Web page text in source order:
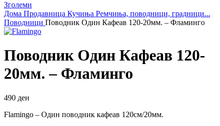
Зголеми
Дома Продавница Кучиња Ремчиња, поводници, градници...
Поводници Поводник Один Кафеав 120-20мм. – Фламинго
Поводник Один Кафеав 120-
20мм. – Фламинго
490 ден
Flamingo – Один поводник кафеав 120см/20мм.